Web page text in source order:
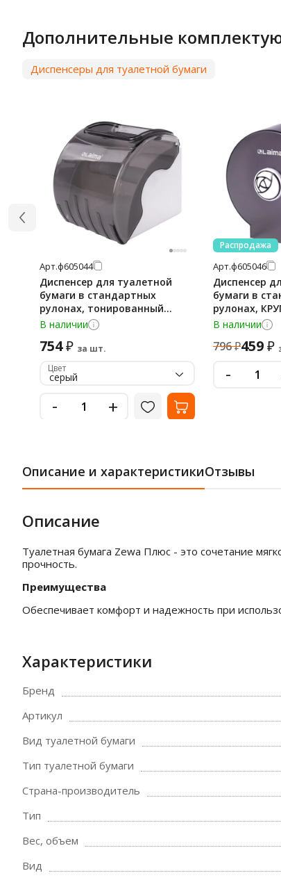
Дополнительные
Диспенсеры для туалетной бумаги
Арт.ф605044
Диспенсер для туалетной
бумаги в стандартных
рулонах, тонированный
серый, ЛАЙМА, 605044
В наличии
754₽ за шт.
Цвет
серый
- +
Распродажа
Арт.ф605046
Диспенсер
бумаги в
рулонах,
В наличии
796₽459₽
-
Описание и характеристикиОтзывы
Описание
Туалетная бумага Zewa Плюс - это сочетание
прочность.
Преимущества
Обеспечивает комфорт и надежность при
Характеристики
Бренд
Артикул
Вид туалетной бумаги
Тип туалетной бумаги
Страна-производитель
Тип
Вес, объем
Вид